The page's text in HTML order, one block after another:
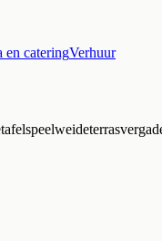
en cateringVerhuur
speelweideterras